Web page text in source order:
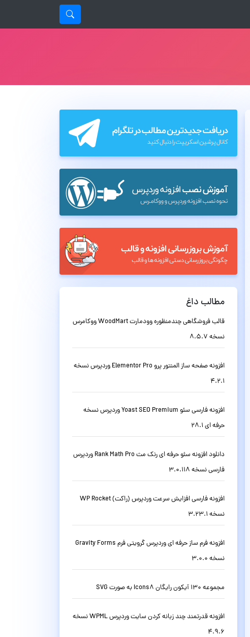
مطالب داغ
قالب فروشگاهی چندمنظوره وودمارت WoodMart ووکامرس
نسخه 8.5.7
افزونه صفحه ساز المنتور پرو Elementor Pro وردپرس نسخه
4.2.1
افزونه فارسی سئو Yoast SEO Premium وردپرس نسخه
حرفه ای 28.1
دانلود افزونه سئو حرفه ای رنک مث Rank Math Pro وردپرس
فارسی نسخه 3.0.118
افزونه فارسی افزایش سرعت وردپرس (راکت) WP Rocket
نسخه 3.23.1
افزونه فرم ساز حرفه ای وردپرس گرویتی فرم Gravity Forms
نسخه 3.0.0
مجموعه 130 آیکون رایگان Icons8 به صورت SVG
افزونه قدرتمند چند زبانه کردن سایت وردپرس WPML نسخه
4.9.6